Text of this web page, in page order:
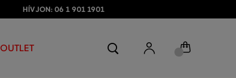
HÍVJON: 06 1 901 1901
OUTLET